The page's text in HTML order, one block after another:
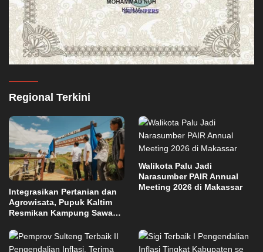
Regional Terkini
Integrasikan Pertanian dan
Agrowisata, Pupuk Kaltim
Resmikan Kampung Sawah
Walikota Palu Jadi
Narasumber PAIR Annual
Meeting 2026 di Makassar